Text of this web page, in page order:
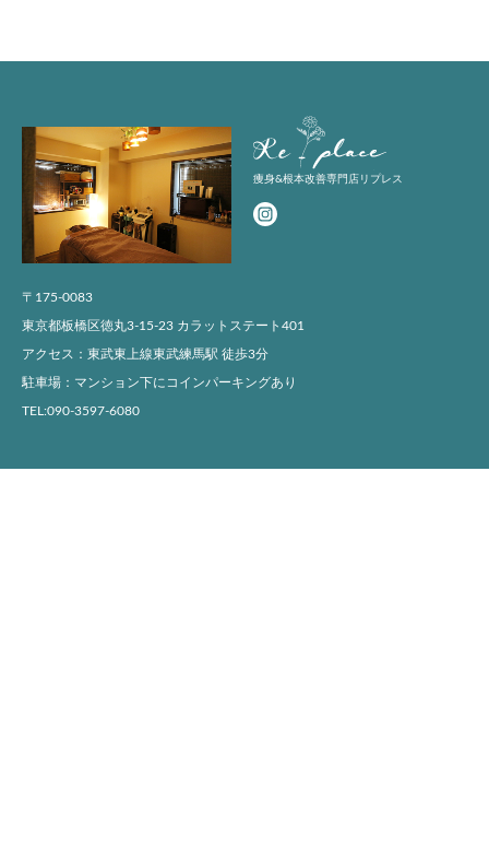
痩身&根本改善専門店リプレス
〒175-0083
東京都板橋区徳丸3-15-23 カラットステート401
アクセス：東武東上線東武練馬駅 徒歩3分
駐車場：マンション下にコインパーキングあり
TEL:090-3597-6080